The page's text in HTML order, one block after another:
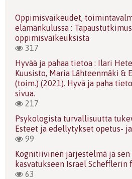
Oppimisvaikeudet,
elämänkulussa :
oppimisvaikeuksista
317
Hyvää ja pahaa tietoa : Ilari
Kuusisto, Maria Lähteenmäki &
(toim.) (2021). Hyvä ja paha
sivua.
217
Psykologista turvallisuutta
Esteet ja edellytykset opetus-
99
Kognitiivinen järjestelmä ja sen
kasvatukseen Israel Schefflerin
63